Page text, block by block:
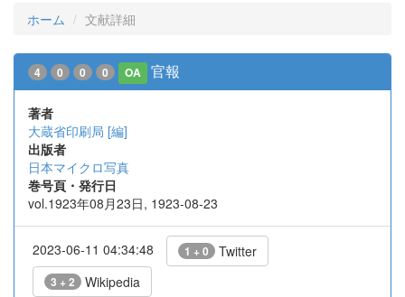
ホーム 文献詳細
4 0 0 0 OA 官報
著者
大蔵省印刷局 [編]
出版者
日本マイクロ写真
巻号頁・発行日
vol.1923年08月23日, 1923-08-23
2023-06-11 04:34:48 1 + 0 Twitter
3 + 2 Wikipedia